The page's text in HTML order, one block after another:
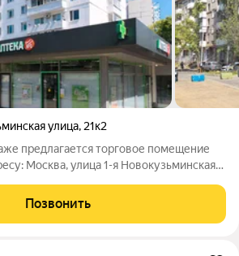
улица, 21к2
предлагается торговое помещение
Москва, улица 1-я Новокузьминская
доступность: от станции метро
Позвонить